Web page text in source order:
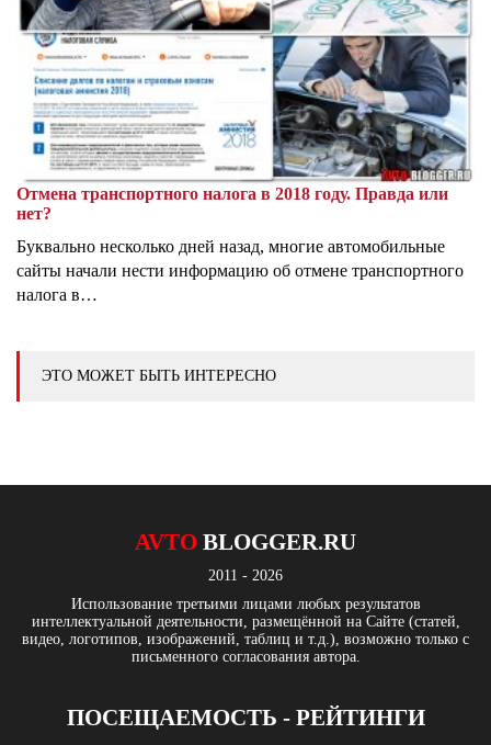
Отмена транспортного налога в 2018 году. Правда или
нет?
Буквально несколько дней назад, многие автомобильные
сайты начали нести информацию об отмене транспортного
налога в…
ЭТО МОЖЕТ БЫТЬ ИНТЕРЕСНО
AVTO BLOGGER.RU
2011 - 2026
Использование третьими лицами любых результатов
интеллектуальной деятельности, размещённой на Сайте (статей,
видео, логотипов, изображений, таблиц и т.д.), возможно только с
письменного согласования автора.
ПОСЕЩАЕМОСТЬ - РЕЙТИНГИ